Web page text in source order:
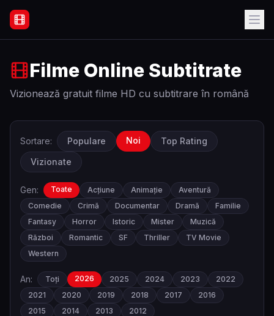
Filme Online Subtitrate - Acasă
Filme Online Subtitrate
Vizionează gratuit filme HD cu subtitrare în română
Sortare: Populare Noi
Top Rating
Vizionate
Gen: Toate Acțiune Animație
Aventură
Comedie
Crimă Documentar Dramă
Familie
Fantasy
Horror Istoric Mister
Muzică
Război
Romantic SF Thriller
TV Movie
Western
An: Toți 2026 2025 2024 2023
2022
2021
2020 2019 2018 2017
2016
2015
2014 2013 2012